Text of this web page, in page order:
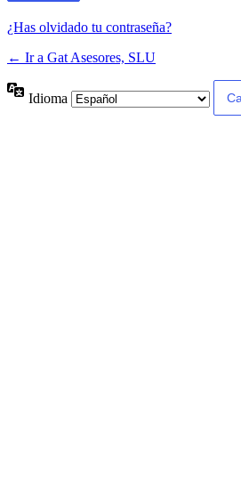
¿Has olvidado tu contraseña?
← Ir a Gat Asesores, SLU
Idioma